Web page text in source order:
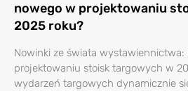
nowego w projektowaniu
2025 roku?
Nowinki ze świata wystawiennictwa:
projektowaniu stoisk targowych w
wydarzeń targowych dynamicznie